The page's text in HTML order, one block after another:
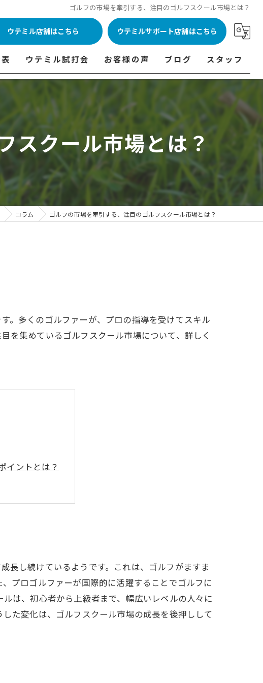
ゴルフの市場を牽引する、注目のゴルフスクール市場とは？
ウテミル店舗はこちら ウテミルサポート店舗はこちら
駅前店 料金表
インドアゴルフ 料金表
ルスクール高崎店 料金表
ート店舗 料金表
ミュレーションゴルフ Caddy 料金表
ウテミル試打会
ウテミル試打会とは・・・
ウテミル試打会日程
フィッテイング・試打会 商品ラインナップ一覧
よくある質問
試打会開催受付
お客様の声
フィッテイング・試打会参加者の声
ブログ スタッフ
代表あいさつ
スクール市場とは？
コラム ゴルフの市場を牽引する、注目のゴルフスクール市場とは？
。多くのゴルファーが、プロの指導を受けてスキル
を集めているゴルフスクール市場について、詳しく
イントとは？
ある！
長し続けているようです。これは、ゴルフがますま
プロゴルファーが国際的に活躍することでゴルフに
は、初心者から上級者まで、幅広いレベルの人々に
た変化は、ゴルフスクール市場の成長を後押しして